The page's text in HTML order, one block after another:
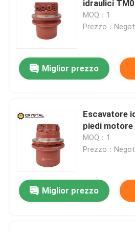
Motore di azionamento
Escavatore Allegato
Motore rotativo per trapano
Motore di spostamento del
idraulici
MOQ：1
Prezzo：
Miglior prezzo
Escavatore
piedi motore
MOQ：1
Prezzo：
Miglior prezzo